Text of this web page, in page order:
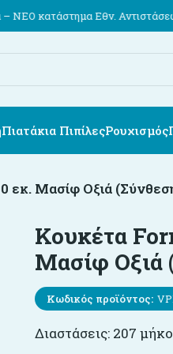
Εθν. Αντιστάσεως 74,
Πιατάκια ΠιπίλεςΡουχισμός
εκ. Μασίφ Οξιά
Κουκέτα
Μασίφ Οξιά
Κωδικός προϊόντος:
Διαστάσεις: 207